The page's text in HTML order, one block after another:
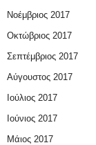
Νοέμβριος 2017
Οκτώβριος 2017
Σεπτέμβριος 2017
Αύγουστος 2017
Ιούλιος 2017
Ιούνιος 2017
Μάιος 2017